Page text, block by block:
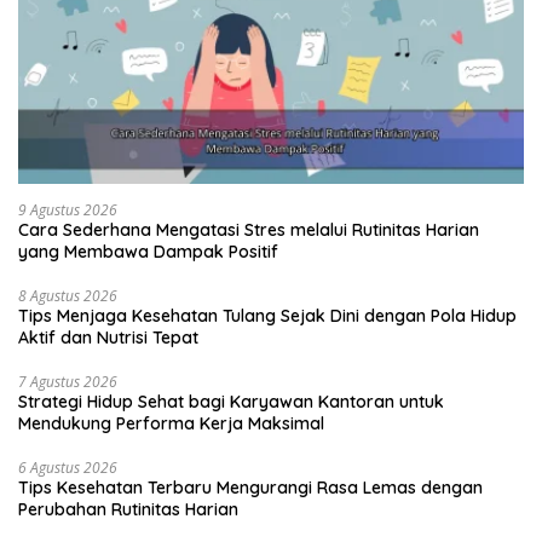
9 Agustus 2026
Cara Sederhana Mengatasi Stres melalui Rutinitas Harian
yang Membawa Dampak Positif
8 Agustus 2026
Tips Menjaga Kesehatan Tulang Sejak Dini dengan Pola Hidup
Aktif dan Nutrisi Tepat
7 Agustus 2026
Strategi Hidup Sehat bagi Karyawan Kantoran untuk
Mendukung Performa Kerja Maksimal
6 Agustus 2026
Tips Kesehatan Terbaru Mengurangi Rasa Lemas dengan
Perubahan Rutinitas Harian